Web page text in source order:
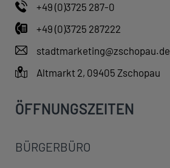
+49 (0)3725 287-0
+49 (0)3725 287222
stadtmarketing@zschopau.de
Altmarkt 2, 09405 Zschopau
ÖFFNUNGSZEITEN
BÜRGERBÜRO